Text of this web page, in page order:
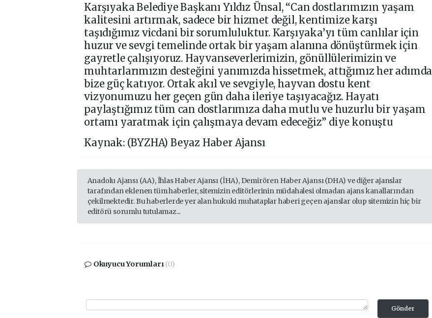
Karşıyaka Belediye Başkanı Yıldız Ünsal, “Can dostlarımızın yaşam
kalitesini artırmak, sadece bir hizmet değil, kentimize karşı
taşıdığımız vicdani bir sorumluluktur. Karşıyaka’yı tüm canlılar için
huzur ve sevgi temelinde ortak bir yaşam alanına dönüştürmek için
gayretle çalışıyoruz. Hayvanseverlerimizin, gönüllülerimizin ve
muhtarlarımızın desteğini yanımızda hissetmek, attığımız her adımda
bize güç katıyor. Ortak akıl ve sevgiyle, hayvan dostu kent
vizyonumuzu her geçen gün daha ileriye taşıyacağız. Hayatı
paylaştığımız tüm can dostlarımıza daha mutlu ve huzurlu bir yaşam
ortamı yaratmak için çalışmaya devam edeceğiz” diye konuştu
Kaynak: (BYZHA) Beyaz Haber Ajansı
Anadolu Ajansı (AA), İhlas Haber Ajansı (İHA), Demirören Haber Ajansı (DHA) ve diğer ajanslar
tarafından eklenen tüm haberler, sitemizin editörlerinin müdahalesi olmadan ajans kanallarından
çekilmektedir. Bu haberlerde yer alan hukuki muhataplar haberi geçen ajanslar olup sitemizin hiç bir
editörü sorumlu tutulamaz...
Okuyucu Yorumları(0)
Gönder